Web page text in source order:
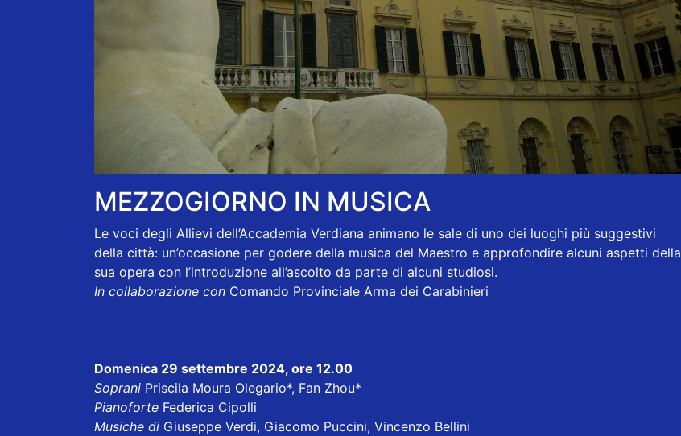
MEZZOGIORNO IN MUSICA
Le voci degli Allievi dell’Accademia Verdiana animano le sale di uno dei luoghi più suggestivi
della città: un’occasione per godere della musica del Maestro e approfondire alcuni aspetti della
sua opera con l’introduzione all’ascolto da parte di alcuni studiosi.
In collaborazione con Comando Provinciale Arma dei Carabinieri
Domenica 29 settembre 2024, ore 12.00
Soprani Priscila Moura Olegario*, Fan Zhou*
Pianoforte Federica Cipolli
Musiche di Giuseppe Verdi, Giacomo Puccini, Vincenzo Bellini